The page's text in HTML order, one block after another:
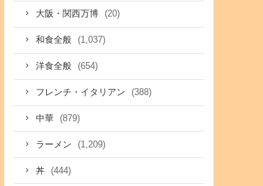
大阪・関西万博 (20)
和食全般 (1,037)
洋食全般 (654)
フレンチ・イタリアン (388)
中華 (879)
ラーメン (1,209)
丼 (444)